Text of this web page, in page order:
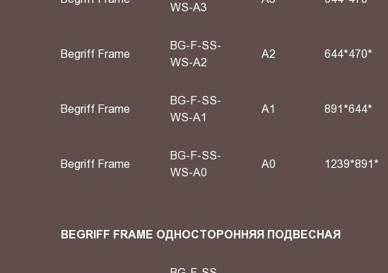
WS-A3
Begriff Frame
BG-F-SS-
WS-A2
A2 644*470*
Begriff Frame
BG-F-SS-
WS-A1
А1 891*644*
Begriff Frame
BG-F-SS-
WS-A0
А0 1239*891*
BEGRIFF FRAME ОДНОСТОРОННЯЯ ПОДВЕСНАЯ